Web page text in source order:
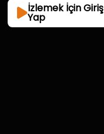
İzlemek İçin Giriş
Yap